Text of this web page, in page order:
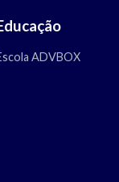
ADVBOX